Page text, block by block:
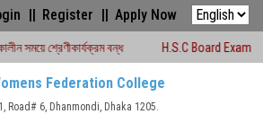
Register Apply Now
বন্ধ H.S.C Board Exam Seat Plan (
Federation College
Road# 6, Dhanmondi, Dhaka 1205.